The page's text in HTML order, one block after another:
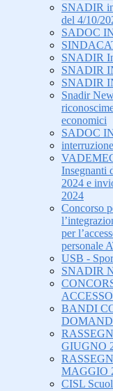
SNADIR
del 4/10/
SADOC
SNADIR
SNADIR
SNADIR
Snadir
economici
SADOC
Insegnanti
2024 e
2024
Concorso
per
personale
USB -
SNADIR
ACCESSO
BANDI
GIUGNO
MAGGIO
CISL